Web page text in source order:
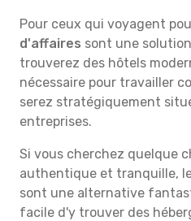
Pour ceux qui voyagent
d'affaires sont une
trouverez des hôtels
nécessaire pour travailler
serez stratégiquement
entreprises.
Si vous cherchez quelque
authentique et tranquille,
sont une alternative
facile d'y trouver des